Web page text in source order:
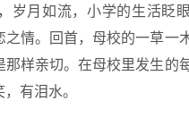
岁月如流，小学的生活眨
情。回首，母校的一草一
那样亲切。在母校里发生的
有泪水。